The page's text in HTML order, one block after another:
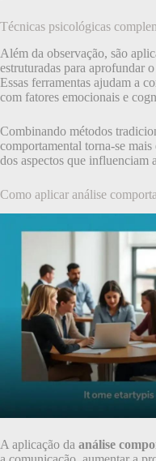
Técnicas psicológicas
Além da observação, são
estruturadas para aprofundar
Essas ferramentas ajudam a
com fatores emocionais e
Combinando métodos
comportamental torna-se
dos aspectos que influenciam
Como aplicar análise
A aplicação da análise